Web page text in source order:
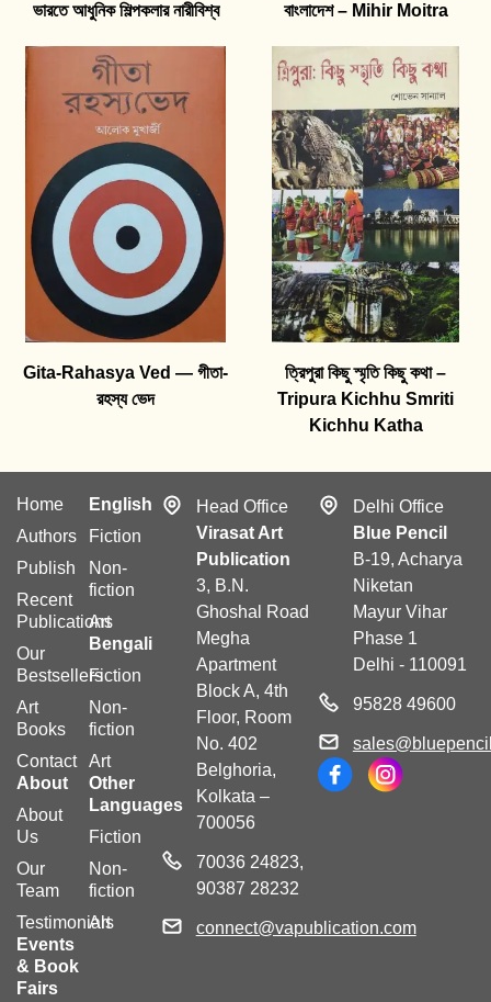
ভারতে আধুনিক শিল্পকলার নারীবিশ্ব
বাংলাদেশ – Mihir Moitra
Gita-Rahasya Ved — গীতা-
রহস্য ভেদ
ত্রিপুরা কিছু স্মৃতি কিছু কথা –
Tripura Kichhu Smriti
Kichhu Katha
Home
Authors
Publish
Recent
Publications
Our
Bestsellers
Art
Books
Contact
About
About
Us
Our
Team
Testimonials
Events
& Book
Fairs
English
Fiction
Non-
fiction
Art
Bengali
Fiction
Non-
fiction
Art
Other
Languages
Fiction
Non-
fiction
Art
Head Office
Virasat Art
Publication
3, B.N.
Ghoshal Road
Megha
Apartment
Block A, 4th
Floor, Room
No. 402
Belghoria,
Kolkata –
700056
70036 24823,
90387 28232
connect@vapublication.com
Delhi Office
Blue Pencil
B-19, Acharya
Niketan
Mayur Vihar
Phase 1
Delhi - 110091
95828 49600